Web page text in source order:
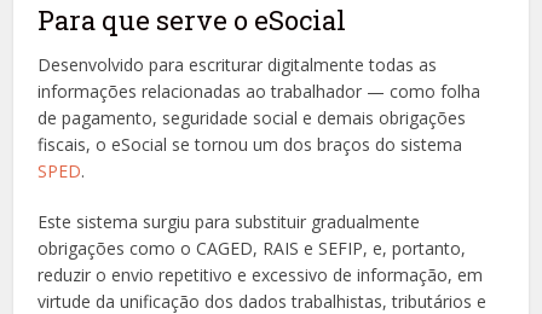
Para que serve o eSocial
Desenvolvido para escriturar digitalmente todas as
informações relacionadas ao trabalhador — como folha
de pagamento, seguridade social e demais obrigações
fiscais, o eSocial se tornou um dos braços do sistema
SPED.
Este sistema surgiu para substituir gradualmente
obrigações como o CAGED, RAIS e SEFIP, e, portanto,
reduzir o envio repetitivo e excessivo de informação, em
virtude da unificação dos dados trabalhistas, tributários e